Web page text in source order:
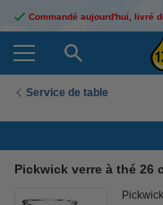
Commandé aujourd'hui, livré
Service de table
Pickwick verre à thé 26
Pickwick